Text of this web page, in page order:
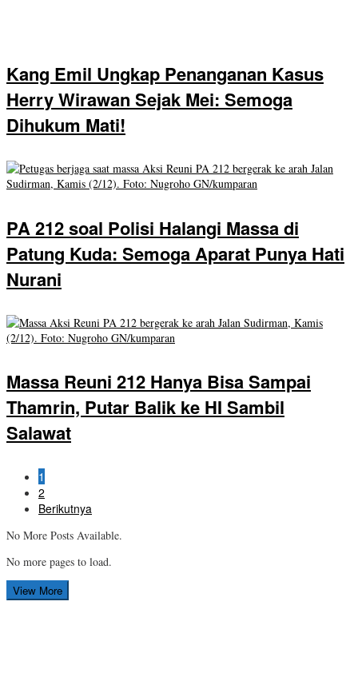
Kang Emil Ungkap Penanganan Kasus
Herry Wirawan Sejak Mei: Semoga
Dihukum Mati!
PA 212 soal Polisi Halangi Massa di
Patung Kuda: Semoga Aparat Punya Hati
Nurani
Massa Reuni 212 Hanya Bisa Sampai
Thamrin, Putar Balik ke HI Sambil
Salawat
1
2
Berikutnya
No More Posts Available.
No more pages to load.
View More